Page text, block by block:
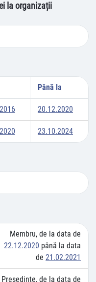
la organizații
Până la
20.12.2020
23.10.2024
Membru, de la data de
22.12.2020 până la data
de 21.02.2021
Preşedinte, de la data de